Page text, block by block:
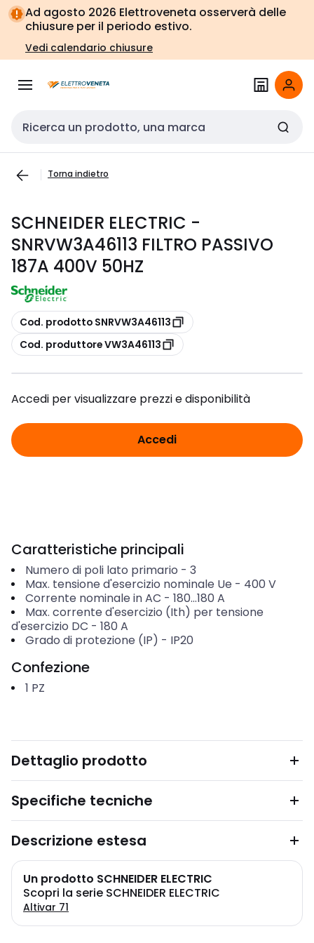
Vai alla
navigazione
Vai
alla
pagina
Ad agosto 2026 Elettroveneta osserverà delle
chiusure per il periodo estivo.
Vedi calendario chiusure
Cerca input
Torna indietro
SCHNEIDER ELECTRIC -
SNRVW3A46113 FILTRO PASSIVO
187A 400V 50HZ
copia
Cod. prodotto SNRVW3A46113
copia
Cod. produttore VW3A46113
Accedi per visualizzare prezzi e disponibilità
Accedi
Caratteristiche principali
Numero di poli lato primario - 3
Max. tensione d'esercizio nominale Ue - 400 V
Corrente nominale in AC - 180...180 A
Max. corrente d'esercizio (Ith) per tensione
d'esercizio DC - 180 A
Grado di protezione (IP) - IP20
Confezione
1 PZ
Dettaglio prodotto
Specifiche tecniche
Descrizione estesa
Un prodotto SCHNEIDER ELECTRIC
Scopri la serie SCHNEIDER ELECTRIC
Altivar 71